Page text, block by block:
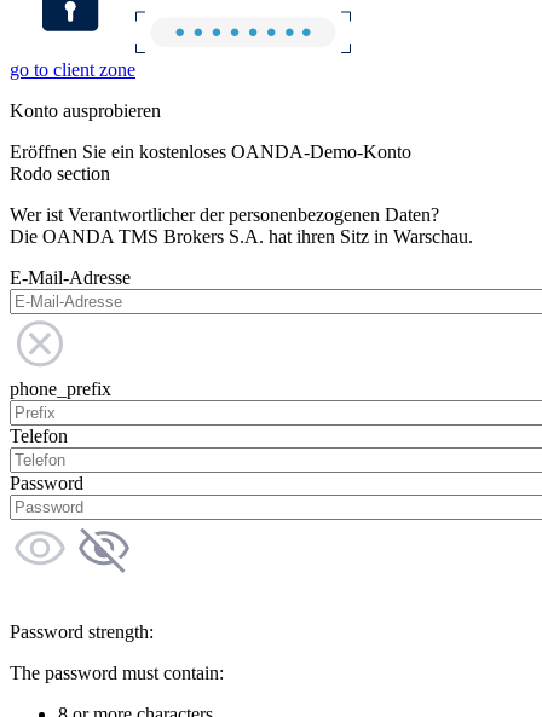
go to client zone
Konto ausprobieren
Eröffnen Sie ein kostenloses OANDA-Demo-Konto
Rodo section
Wer ist Verantwortlicher der personenbezogenen Daten?
Die OANDA TMS Brokers S.A. hat ihren Sitz in Warschau.
E-Mail-Adresse
phone_prefix
Telefon
Password
Password strength:
The password must contain: